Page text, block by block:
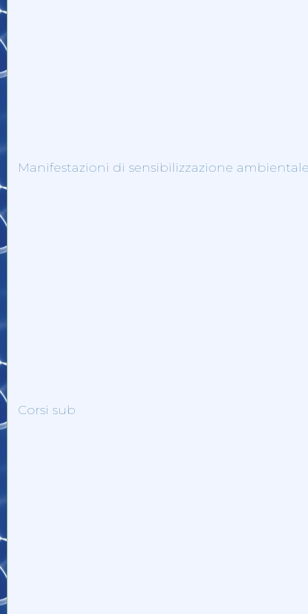
Manifestazioni di sensibilizzazione
Corsi sub